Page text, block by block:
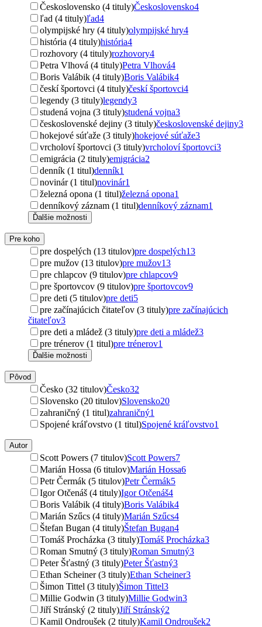
Československo (4 tituly)Československo4
ľad (4 tituly)ľad4
olympijské hry (4 tituly)olympijské hry4
história (4 tituly)história4
rozhovory (4 tituly)rozhovory4
Petra Vlhová (4 tituly)Petra Vlhová4
Boris Valábik (4 tituly)Boris Valábik4
českí športovci (4 tituly)českí športovci4
legendy (3 tituly)legendy3
studená vojna (3 tituly)studená vojna3
československé dejiny (3 tituly)československé dejiny3
hokejové súťaže (3 tituly)hokejové súťaže3
vrcholoví športovci (3 tituly)vrcholoví športovci3
emigrácia (2 tituly)emigrácia2
denník (1 titul)denník1
novinár (1 titul)novinár1
železná opona (1 titul)železná opona1
denníkový záznam (1 titul)denníkový záznam1
Ďalšie možnosti
Pre koho
pre dospelých (13 titulov)pre dospelých13
pre mužov (13 titulov)pre mužov13
pre chlapcov (9 titulov)pre chlapcov9
pre športovcov (9 titulov)pre športovcov9
pre deti (5 titulov)pre deti5
pre začínajúcich čitateľov (3 tituly)pre začínajúcich
čitateľov3
pre deti a mládež (3 tituly)pre deti a mládež3
pre trénerov (1 titul)pre trénerov1
Ďalšie možnosti
Pôvod
Česko (32 titulov)Česko32
Slovensko (20 titulov)Slovensko20
zahraničný (1 titul)zahraničný1
Spojené kráľovstvo (1 titul)Spojené kráľovstvo1
Autor
Scott Powers (7 titulov)Scott Powers7
Marián Hossa (6 titulov)Marián Hossa6
Petr Čermák (5 titulov)Petr Čermák5
Igor Otčenáš (4 tituly)Igor Otčenáš4
Boris Valábik (4 tituly)Boris Valábik4
Marián Szűcs (4 tituly)Marián Szűcs4
Štefan Bugan (4 tituly)Štefan Bugan4
Tomáš Procházka (3 tituly)Tomáš Procházka3
Roman Smutný (3 tituly)Roman Smutný3
Peter Šťastný (3 tituly)Peter Šťastný3
Ethan Scheiner (3 tituly)Ethan Scheiner3
Šimon Tittel (3 tituly)Šimon Tittel3
Millie Godwin (3 tituly)Millie Godwin3
Jiří Stránský (2 tituly)Jiří Stránský2
Kamil Ondroušek (2 tituly)Kamil Ondroušek2